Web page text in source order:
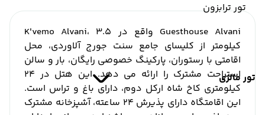
تور ترابزون
تور مالزی
Guesthouse Alvani واقع در K'vemo Alvani، 3.5
کیلومتر از کلیسای جامع سنت جورج آلاوردی، محل
اقامتی با رستوران، پارکینگ خصوصی رایگان، بار و سالن
استراحت مشترک را ارائه می دهد.
این هتل در 24
کیلومتری کاخ شاه ارکل دوم، دارای باغ و تراس است.
این اقامتگاه دارای پذیرش 24 ساعته، آشپزخانه مشترک